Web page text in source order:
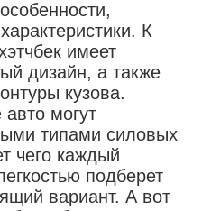
К
имеет
дизайн, а также
кузова.
авто могут
типами силовых
чего каждый
подберет
вариант. А вот